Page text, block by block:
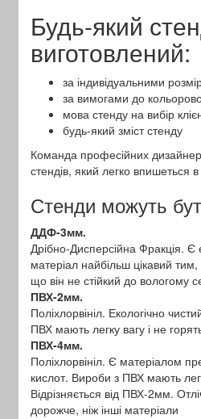
Будь-який
виготовлений:
за індивідуальними
за вимогами до
мова стенду на вибір
будь-який зміст стенду
Команда професійних
стендів, який легко впишеться
Стенди можуть
ДДФ-3мм.
Дрібно-Дисперсійна Фракція. Є
матеріал найбільш цікавий
що він не стійкий до вологому
ПВХ-2мм.
Поліхлорвініл. Екологічно
ПВХ мають легку вагу і не
ПВХ-4мм.
Поліхлорвініл. Є матеріалом
кислот. Вироби з ПВХ мають
Відрізняється від ПВХ-2мм.
дорожче, ніж інші матеріали